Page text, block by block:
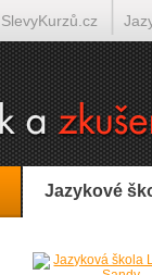
Jazykové
SlevyKurzů.cz
Tlumočení-